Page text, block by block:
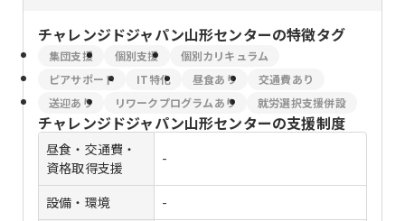
チャレンジドジャパン山形センターの特徴タグ
集団支援 個別支援
個別カリキュラム
ピアサポート
IT特化 昼食あり
交通費あり
送迎あり
リワークプログラムあり 就労選択支援併設
チャレンジドジャパン山形センターの支援制度
昼食・交通費・
資格取得支援
-
設備・環境
-